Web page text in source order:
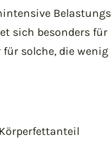
sich besonders
solche, die